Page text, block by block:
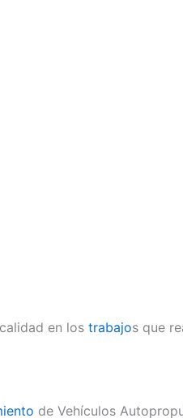
en los trabajos que
de Vehículos